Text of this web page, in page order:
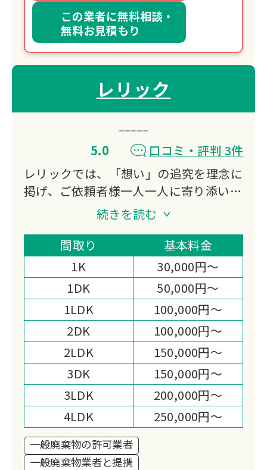
この業者に無料相談・
無料お見積もり
レリック
5.0
口コミ・評判 3件
レリックでは、「想い」の追究を理念に
掲げ、ご依頼者様一人一人に寄り添い、
最善のご提案と丁寧な家財整理をお約束
家財整理（生前の想い出整理・空家整
理・相続支援整理・遺品整理）を通し
て、地域社会福祉へも目を向け、生活困
窮者の方をはじめとし、各団体様への寄
付活動をすることにより、より一層、お
客様へのサービス向上に取り組む姿勢で
務めております。
続きを読む
間取り
基本料金
1K
30,000円～
1DK
50,000円～
1LDK
100,000円～
2DK
100,000円～
2LDK
150,000円～
3DK
150,000円～
3LDK
200,000円～
4LDK
250,000円～
一般廃棄物の許可業者
一般廃棄物業者と提携